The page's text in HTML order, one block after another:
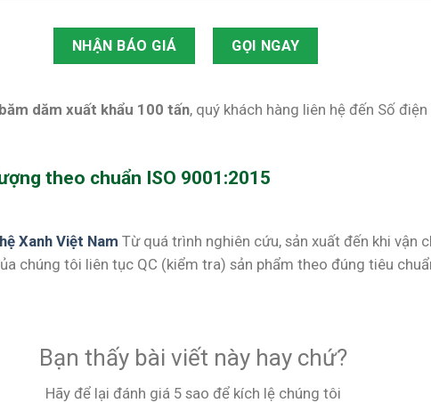
NHẬN BÁO GIÁ GỌI NGAY
dăm xuất khẩu 100 tấn, quý khách hàng liên hệ đến Số
theo chuẩn ISO 9001:2015
Xanh Việt Nam Từ quá trình nghiên cứu, sản xuất đến khi vận
chúng tôi liên tục QC (kiểm tra) sản phẩm theo đúng tiêu
Bạn thấy bài viết này hay chứ?
Hãy để lại đánh giá 5 sao để kích lệ chúng tôi